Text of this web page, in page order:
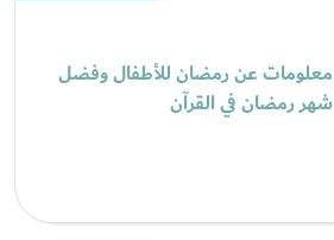
معلومات عن رمضان للأطفال وفضل
شهر رمضان في القرآن